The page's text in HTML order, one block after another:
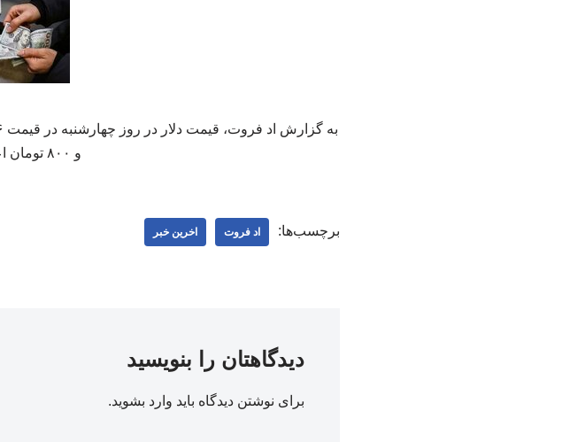
و ۸۰۰ تومان اعلام شد. ۲۲۳۲۲۵
برچسب‌ها: اد فروت اخرین خبر
دیدگاهتان را بنویسید
برای نوشتن دیدگاه باید وارد بشوید.